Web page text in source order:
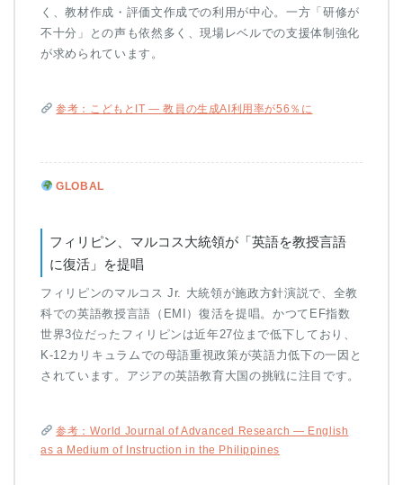
く、教材作成・評価文作成での利用が中心。一方「研修が
不十分」との声も依然多く、現場レベルでの支援体制強化
が求められています。
参考：こどもとIT — 教員の生成AI利用率が56％に
GLOBAL
フィリピン、マルコス大統領が「英語を教授言語
に復活」を提唱
フィリピンのマルコス Jr. 大統領が施政方針演説で、全教
科での英語教授言語（EMI）復活を提唱。かつてEF指数
世界3位だったフィリピンは近年27位まで低下しており、
K-12カリキュラムでの母語重視政策が英語力低下の一因と
されています。アジアの英語教育大国の挑戦に注目です。
参考：World Journal of Advanced Research — English
as a Medium of Instruction in the Philippines